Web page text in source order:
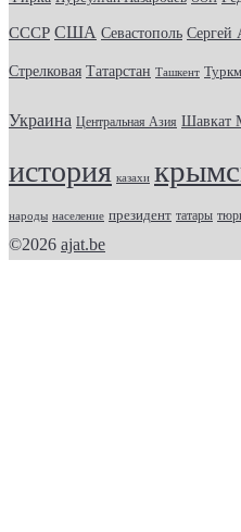
СССР США Севастополь Сергей
Стрелковая Татарстан Ташкент
Украина Центральная Азия Шавкат
история казахи
народы население президент татары
©2026 ajat.be